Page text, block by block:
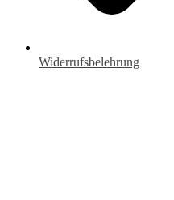
Widerrufsbelehrung